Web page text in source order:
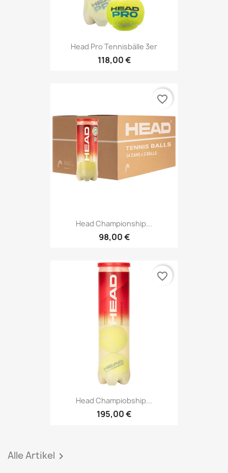
Head Pro Tennisbälle 3er
118,00 €
Head Championship...
98,00 €
favorite_border
Head Champiobship...
195,00 €
favorite_border
Alle Artikel 